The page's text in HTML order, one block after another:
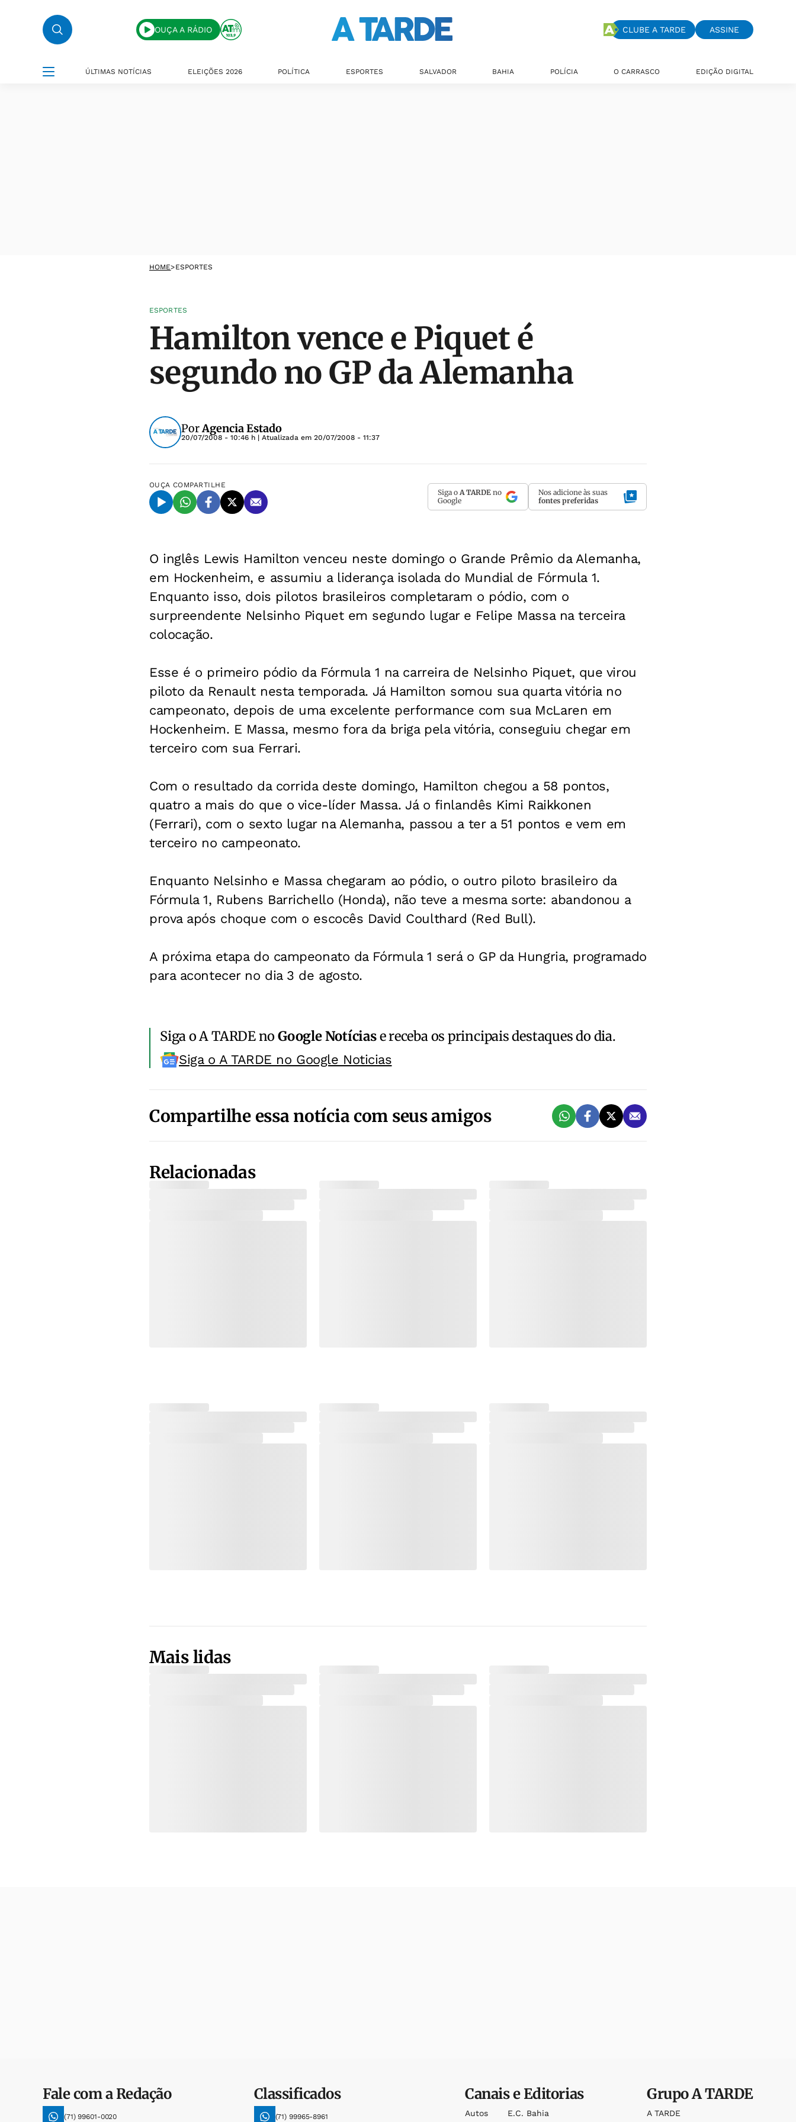
OUÇA A RÁDIO CLUBE A TARDE ASSINE
ÚLTIMAS NOTÍCIAS ELEIÇÕES 2026 POLÍTICA ESPORTES SALVADOR BAHIA POLÍCIA O CARRASCO EDIÇÃO DIGITAL
HOME>ESPORTES
ESPORTES
Hamilton vence e Piquet é
segundo no GP da Alemanha
PorAgencia Estado
20/07/2008 - 10:46 h | Atualizada em 20/07/2008 - 11:37
OUÇA COMPARTILHE
Siga o A TARDE no
Google
Nos adicione às suas
fontes preferidas
O inglês Lewis Hamilton venceu neste domingo o Grande Prêmio da Alemanha,
em Hockenheim, e assumiu a liderança isolada do Mundial de Fórmula 1.
Enquanto isso, dois pilotos brasileiros completaram o pódio, com o
surpreendente Nelsinho Piquet em segundo lugar e Felipe Massa na terceira
colocação.
Esse é o primeiro pódio da Fórmula 1 na carreira de Nelsinho Piquet, que virou
piloto da Renault nesta temporada. Já Hamilton somou sua quarta vitória no
campeonato, depois de uma excelente performance com sua McLaren em
Hockenheim. E Massa, mesmo fora da briga pela vitória, conseguiu chegar em
terceiro com sua Ferrari.
Com o resultado da corrida deste domingo, Hamilton chegou a 58 pontos,
quatro a mais do que o vice-líder Massa. Já o finlandês Kimi Raikkonen
(Ferrari), com o sexto lugar na Alemanha, passou a ter a 51 pontos e vem em
terceiro no campeonato.
Enquanto Nelsinho e Massa chegaram ao pódio, o outro piloto brasileiro da
Fórmula 1, Rubens Barrichello (Honda), não teve a mesma sorte: abandonou a
prova após choque com o escocês David Coulthard (Red Bull).
A próxima etapa do campeonato da Fórmula 1 será o GP da Hungria, programado
para acontecer no dia 3 de agosto.
Siga o A TARDE noGoogle Notíciase receba os principais destaques do dia.
Siga o A TARDE no Google Noticias
Compartilhe essa notícia com seus amigos
Relacionadas
Mais lidas
Fale com a Redação
(71) 99601-0020
Classificados
(71) 99965-8961
Canais e Editorias
Autos E.c. Bahia
GrupoA TARDE
A TARDE